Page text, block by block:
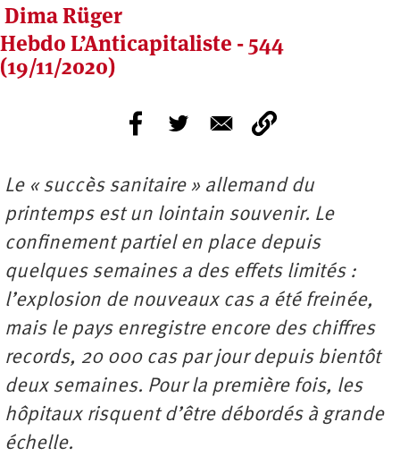
Dima Rüger
Hebdo L’Anticapitaliste - 544
(19/11/2020)
Le « succès sanitaire » allemand du
printemps est un lointain souvenir. Le
confinement partiel en place depuis
quelques semaines a des effets limités :
l’explosion de nouveaux cas a été freinée,
mais le pays enregistre encore des chiffres
records, 20 000 cas par jour depuis bientôt
deux semaines. Pour la première fois, les
hôpitaux risquent d’être débordés à grande
échelle.